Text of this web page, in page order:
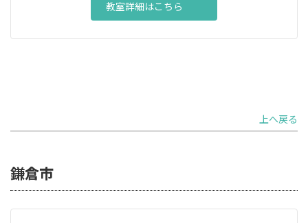
教室詳細はこちら
上へ戻る
鎌倉市